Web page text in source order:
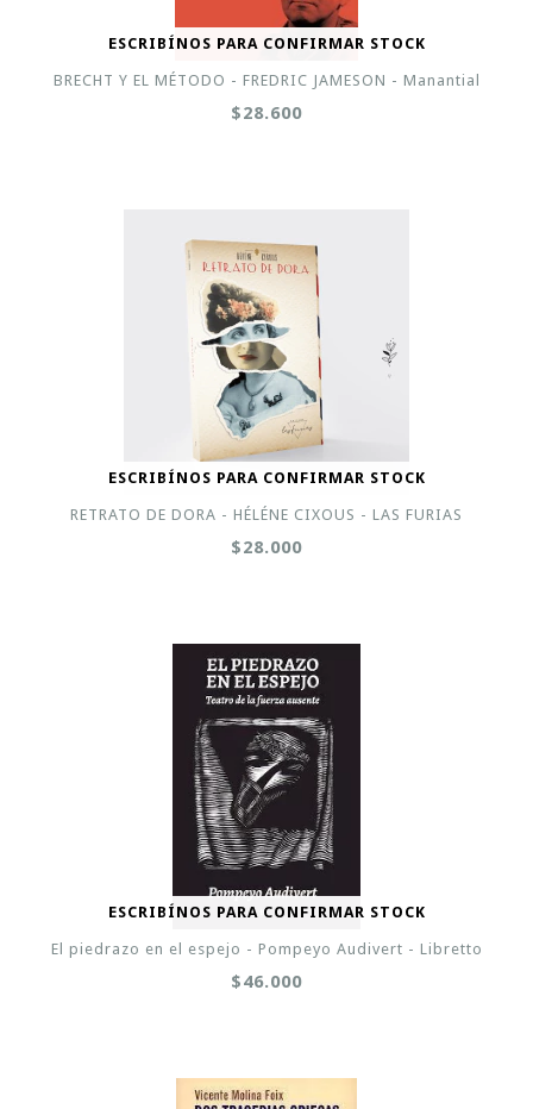
ESCRIBÍNOS PARA CONFIRMAR STOCK
BRECHT Y EL MÉTODO - FREDRIC JAMESON - Manantial
$28.600
ESCRIBÍNOS PARA CONFIRMAR STOCK
RETRATO DE DORA - HÉLÉNE CIXOUS - LAS FURIAS
$28.000
ESCRIBÍNOS PARA CONFIRMAR STOCK
El piedrazo en el espejo - Pompeyo Audivert - Libretto
$46.000